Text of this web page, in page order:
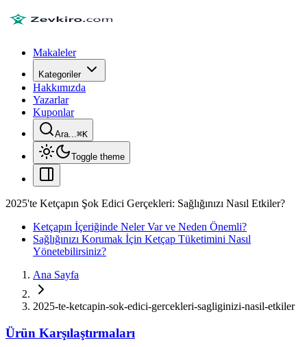
Makaleler
Kategoriler
Hakkımızda
Yazarlar
Kuponlar
Ara...⌘K
Toggle theme
2025'te Ketçapın Şok Edici Gerçekleri: Sağlığınızı Nasıl Etkiler?
Ketçapın İçeriğinde Neler Var ve Neden Önemli?
Sağlığınızı Korumak İçin Ketçap Tüketimini Nasıl
Yönetebilirsiniz?
Ana Sayfa
2025-te-ketcapin-sok-edici-gercekleri-sagliginizi-nasil-etkiler
Ürün Karşılaştırmaları